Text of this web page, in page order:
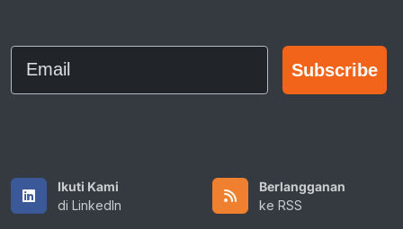
Email
Subscribe
Ikuti Kami
di LinkedIn
Berlangganan
ke RSS